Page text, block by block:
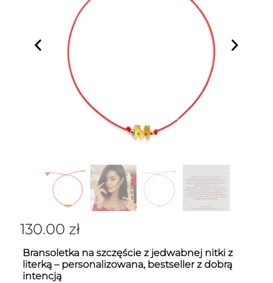
130.00 zł
Bransoletka na szczęście z jedwabnej nitki z
literką – personalizowana, bestseller z dobrą
intencją